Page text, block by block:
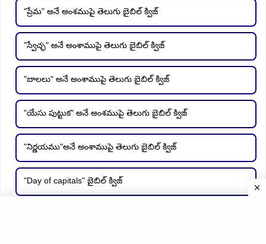
"ప్రేమ" అనే అంశముపై తెలుగు బైబిల్ క్విజ్
"స్వేచ్ఛ" అనే అంశాముపై తెలుగు బైబిల్ క్విజ్
"బాలలు" అనే అంశాముపై తెలుగు బైబిల్ క్విజ్
"యేసు పుట్టుక" అనే అంశముపై తెలుగు బైబిల్ క్విజ్
"నిర్ణయము"అనే అంశాముపై తెలుగు బైబిల్ క్విజ్
"Day of capitals" బైబిల్ క్విజ్